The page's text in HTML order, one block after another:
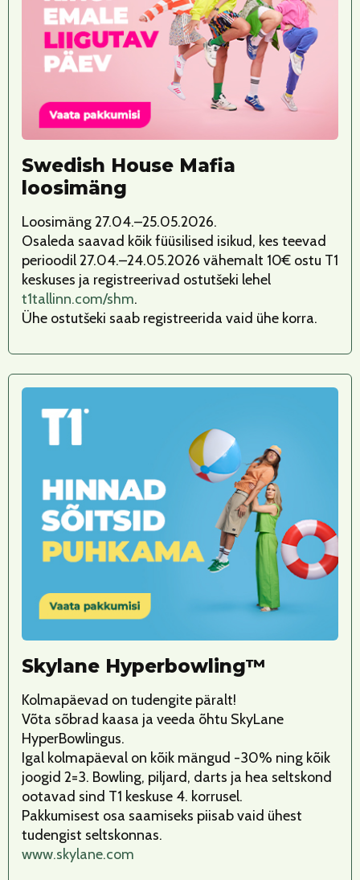
Swedish House Mafia
loosimäng
Loosimäng 27.04.–25.05.2026.
Osaleda saavad kõik füüsilised isikud, kes teevad
perioodil 27.04.–24.05.2026 vähemalt 10€ ostu T1
keskuses ja registreerivad ostutšeki lehel
t1tallinn.com/shm.
Ühe ostutšeki saab registreerida vaid ühe korra.
Skylane Hyperbowling™
Kolmapäevad on tudengite päralt!
Võta sõbrad kaasa ja veeda õhtu SkyLane
HyperBowlingus.
Igal kolmapäeval on kõik mängud -30% ning kõik
joogid 2=3. Bowling, piljard, darts ja hea seltskond
ootavad sind T1 keskuse 4. korrusel.
Pakkumisest osa saamiseks piisab vaid ühest
tudengist seltskonnas.
www.skylane.com